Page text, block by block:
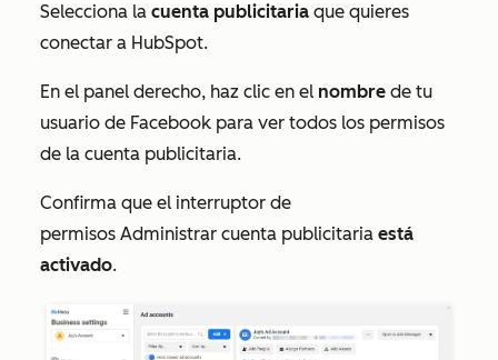
Selecciona la cuenta publicitaria que quieres
conectar a HubSpot.
En el panel derecho, haz clic en el nombre de tu
usuario de Facebook para ver todos los permisos
de la cuenta publicitaria.
Confirma que el interruptor de
permisos Administrar cuenta publicitaria está
activado.